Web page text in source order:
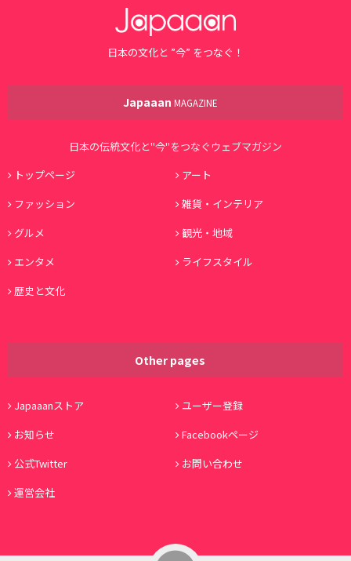
日本の文化と ”今” をつなぐ！
Japaaan MAGAZINE
日本の伝統文化と"今"をつなぐウェブマガジン
トップページ
アート
ファッション
雑貨・インテリア
グルメ
観光・地域
エンタメ
ライフスタイル
歴史と文化
Other pages
Japaaanストア
ユーザー登録
お知らせ
Facebookページ
公式Twitter
お問い合わせ
運営会社